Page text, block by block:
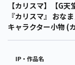
【カリスマ】【G
『カリスマ』 おな
キャラクター小物 (
IP・作品名